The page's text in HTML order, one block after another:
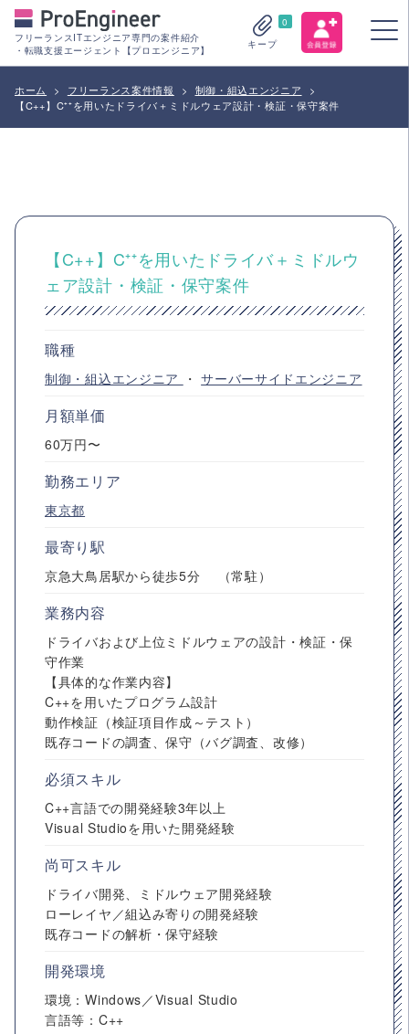
フリーランスITエンジニア専門の案件紹介
・転職支援エージェント【プロエンジニア】
0
キープ
ホーム > フリーランス案件情報 > 制御・組込エンジニア
>
【C++】C⁺⁺を用いたドライバ＋ミドルウェア設計・検証・保守案件
【C++】C⁺⁺を用いたドライバ＋ミドルウ
ェア設計・検証・保守案件
職種
制御・組込エンジニア ・サーバーサイドエンジニア
月額単価
60万円〜
勤務エリア
東京都
最寄り駅
京急大鳥居駅から徒歩5分 （常駐）
業務内容
ドライバおよび上位ミドルウェアの設計・検証・保
守作業
【具体的な作業内容】
C++を用いたプログラム設計
動作検証（検証項目作成～テスト）
既存コードの調査、保守（バグ調査、改修）
必須スキル
C++言語での開発経験3年以上
Visual Studioを用いた開発経験
尚可スキル
ドライバ開発、ミドルウェア開発経験
ローレイヤ／組込み寄りの開発経験
既存コードの解析・保守経験
開発環境
環境：Windows／Visual Studio
言語等：C++